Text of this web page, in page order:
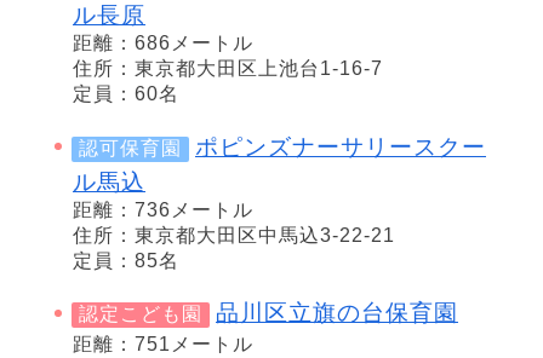
ル長原
距離：686メートル
住所：東京都大田区上池台1-16-7
定員：60名
認可保育園
ポピンズナーサリースクー
ル馬込
距離：736メートル
住所：東京都大田区中馬込3-22-21
定員：85名
認定こども園 品川区立旗の台保育園
距離：751メートル